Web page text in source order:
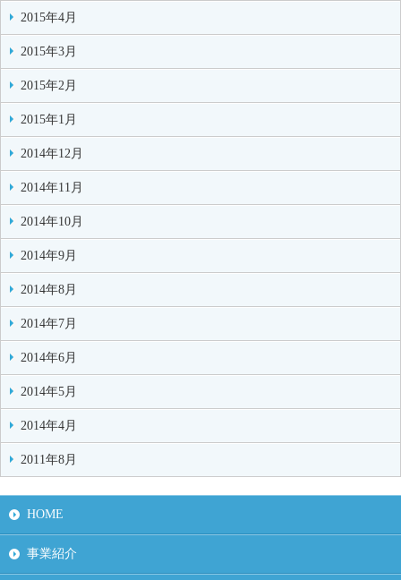
2015年4月
2015年3月
2015年2月
2015年1月
2014年12月
2014年11月
2014年10月
2014年9月
2014年8月
2014年7月
2014年6月
2014年5月
2014年4月
2011年8月
HOME
事業紹介